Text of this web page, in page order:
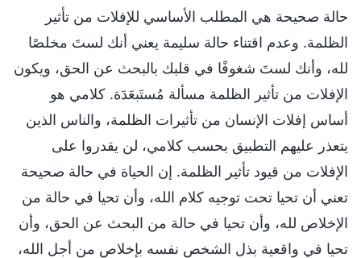
حالة صحيحة هي المطلب الأساسي للإفلات من تأثير
الظلمة. وعدم اقتناء حالة سليمة يعني أنك لستَ مخلصًا
لله، وأنك لستَ شغوفًا في قلبك بالبحث عن الحق، ويكون
الإفلات من تأثير الظلمة مسألة مُستَبعَدَة. كلامي هو
أساس إفلات الإنسان من تأثيرات الظلمة، والناس الذين
يتعذر عليهم التطبيق بحسب كلامي، لن يقدروا على
الإفلات من قيود تأثير الظلمة. إن الحياة في حالة صحيحة
تعني أن تحيا تحت توجيه كلام الله، وأن تحيا في حالة من
الإخلاص لله، وأن تحيا في حالة من البحث عن الحق، وأن
تحيا في واقعية بذل الشخص نفسه بإخلاص من أجل الله،